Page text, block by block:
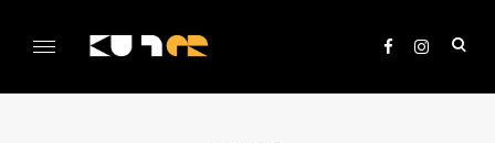
KULTer.hu